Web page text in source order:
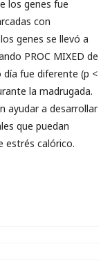
los genes fue
con
genes se llevó a
PROC MIXED de
día fue diferente (p <
la madrugada.
ayudar a desarrollar
que puedan
estrés calórico.